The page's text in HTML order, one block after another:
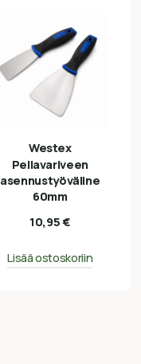
Westex
Pellavariveen
asennustyöväline
60mm
10,95€
Lisää ostoskoriin